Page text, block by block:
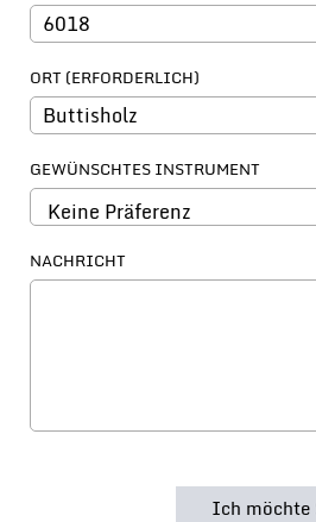
ORT (ERFORDERLICH)
GEWÜNSCHTES INSTRUMENT
NACHRICHT